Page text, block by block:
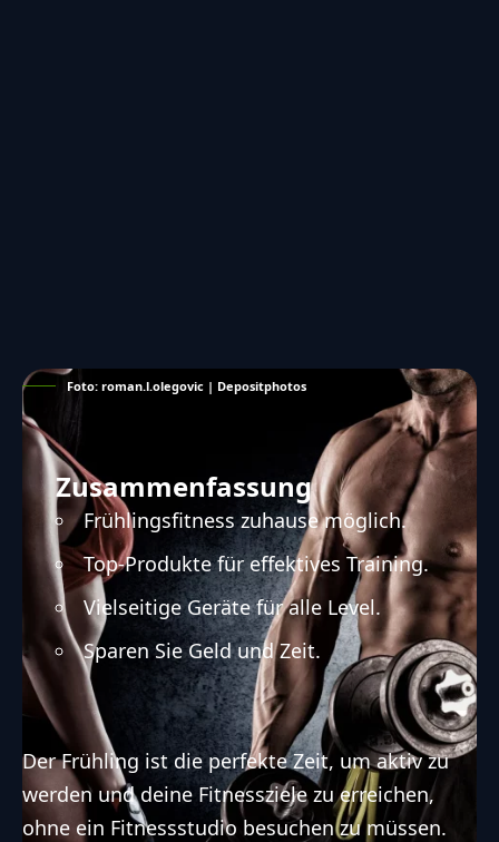
Foto: roman.l.olegovic | Depositphotos
Zusammenfassung
Frühlingsfitness zuhause möglich.
Top-Produkte für effektives Training.
Vielseitige Geräte für alle Level.
Sparen Sie Geld und Zeit.
Der Frühling ist die perfekte Zeit, um aktiv zu
werden und deine Fitnessziele zu erreichen,
ohne ein Fitnessstudio besuchen zu müssen.